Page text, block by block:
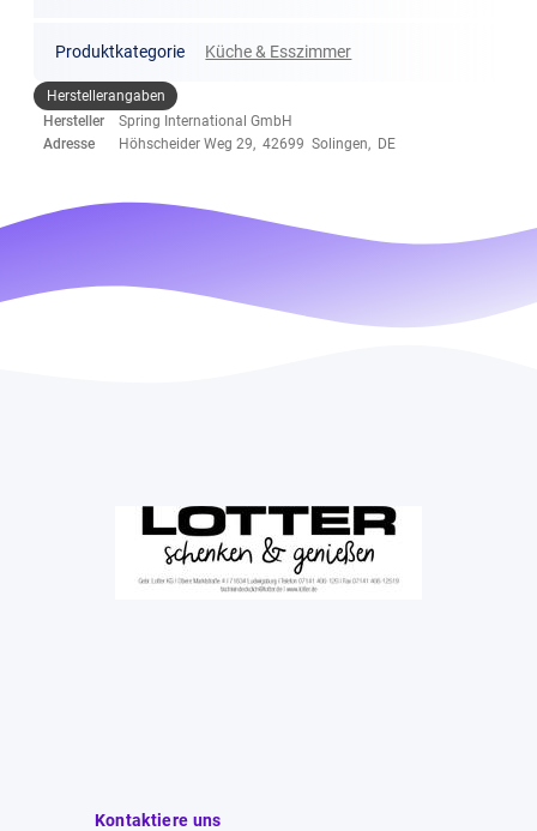
Produktkategorie Küche & Esszimmer
Herstellerangaben
Hersteller
Spring International GmbH
Adresse
Höhscheider Weg 29, 42699 Solingen, DE
Kontaktiere uns